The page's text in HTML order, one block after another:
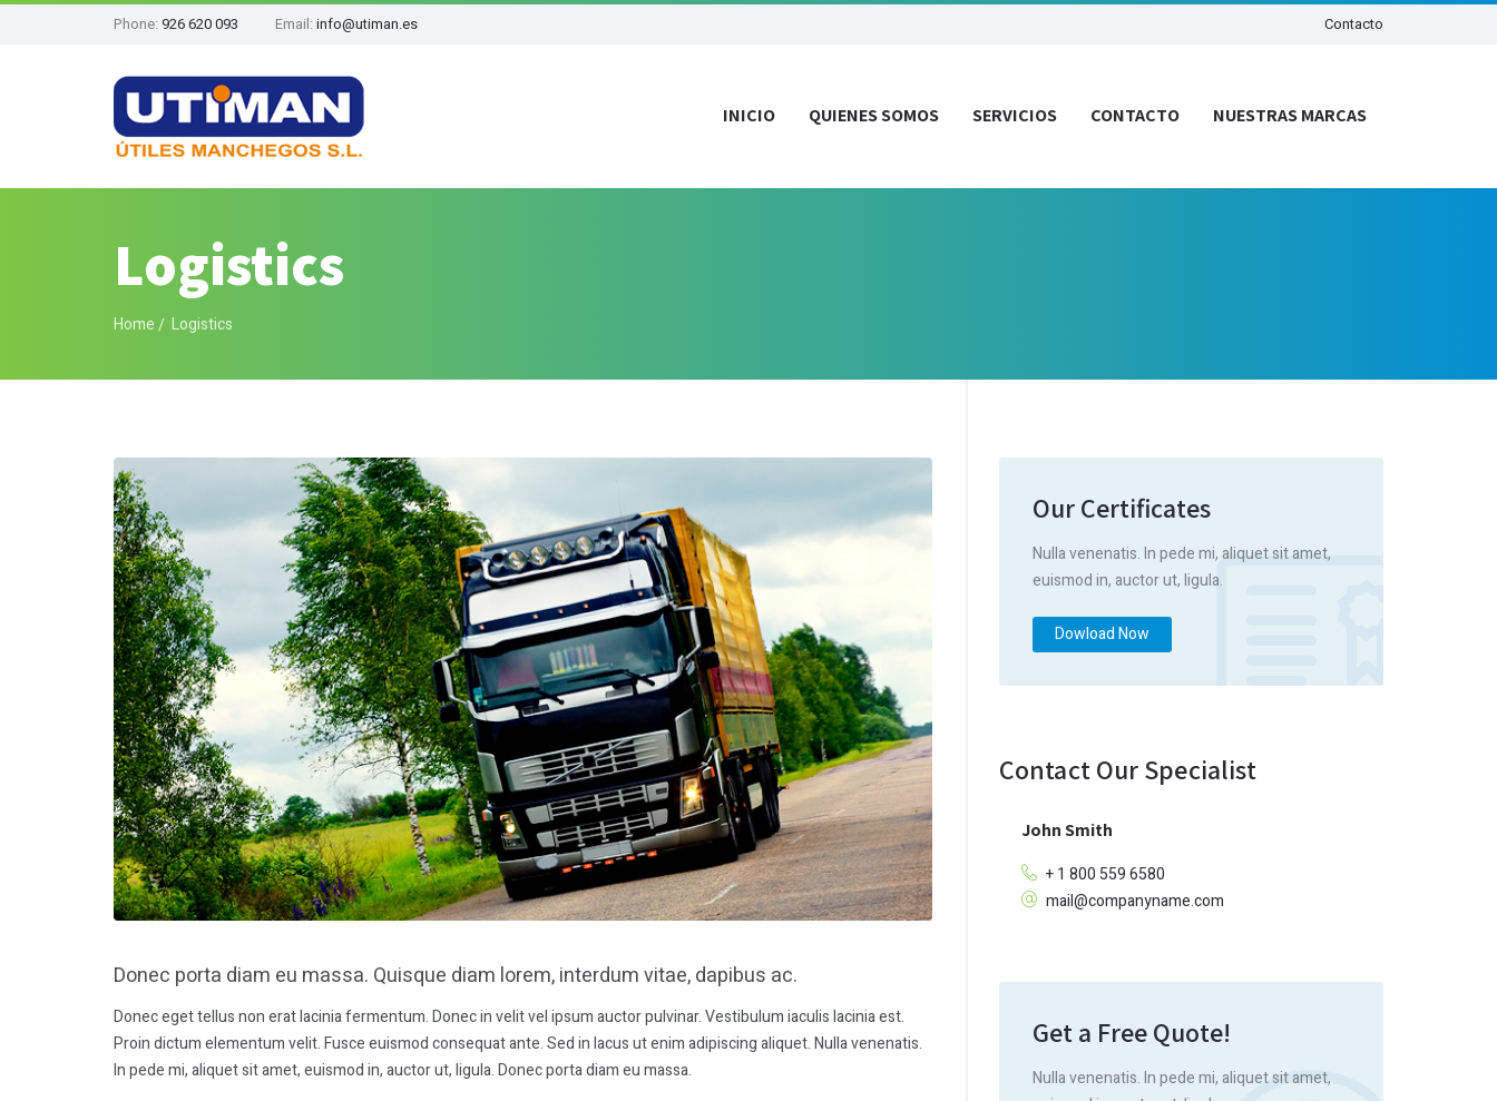
Phone: 926 620 093 Email: info@utiman.es Contacto
INICIO QUIENES SOMOS SERVICIOS CONTACTO NUESTRAS MARCAS
Logistics
Home Logistics
Donec porta diam eu massa. Quisque diam lorem, interdum vitae, dapibus ac.
Donec eget tellus non erat lacinia fermentum. Donec in velit vel ipsum auctor pulvinar. Vestibulum iaculis lacinia est.
Proin dictum elementum velit. Fusce euismod consequat ante. Sed in lacus ut enim adipiscing aliquet. Nulla venenatis.
In pede mi, aliquet sit amet, euismod in, auctor ut, ligula. Donec porta diam eu massa.
Our Certificates
Nulla venenatis. In pede mi, aliquet sit amet,
euismod in, auctor ut, ligula.
Dowload Now
Contact Our Specialist
John Smith
+ 1 800 559 6580
mail@companyname.com
Get a Free Quote!
Nulla venenatis. In pede mi, aliquet sit amet,